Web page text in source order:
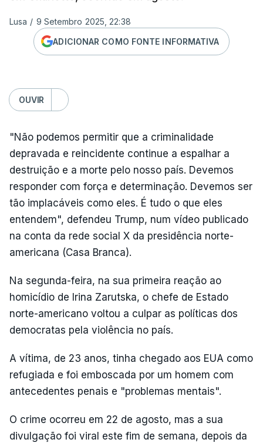
Lusa / 9 Setembro 2025, 22:38
ADICIONAR COMO FONTE INFORMATIVA
OUVIR
"Não podemos permitir que a criminalidade
depravada e reincidente continue a espalhar a
destruição e a morte pelo nosso país. Devemos
responder com força e determinação. Devemos ser
tão implacáveis como eles. É tudo o que eles
entendem", defendeu Trump, num vídeo publicado
na conta da rede social X da presidência norte-
americana (Casa Branca).
Na segunda-feira, na sua primeira reação ao
homicídio de Irina Zarutska, o chefe de Estado
norte-americano voltou a culpar as políticas dos
democratas pela violência no país.
A vítima, de 23 anos, tinha chegado aos EUA como
refugiada e foi emboscada por um homem com
antecedentes penais e "problemas mentais".
O crime ocorreu em 22 de agosto, mas a sua
divulgação foi viral este fim de semana, depois da